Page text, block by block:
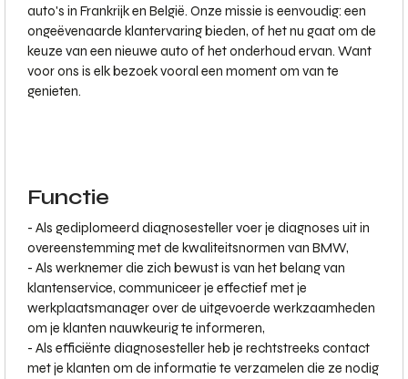
auto's in Frankrijk en België. Onze missie is eenvoudig: een
ongeëvenaarde klantervaring bieden, of het nu gaat om de
keuze van een nieuwe auto of het onderhoud ervan. Want
voor ons is elk bezoek vooral een moment om van te
genieten.
Functie
- Als gediplomeerd diagnosesteller voer je diagnoses uit in
overeenstemming met de kwaliteitsnormen van BMW,
- Als werknemer die zich bewust is van het belang van
klantenservice, communiceer je effectief met je
werkplaatsmanager over de uitgevoerde werkzaamheden
om je klanten nauwkeurig te informeren,
- Als efficiënte diagnosesteller heb je rechtstreeks contact
met je klanten om de informatie te verzamelen die ze nodig